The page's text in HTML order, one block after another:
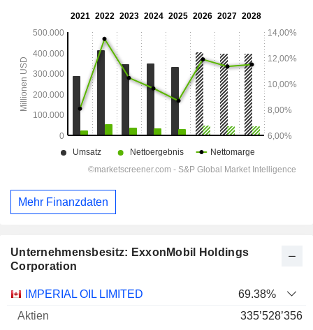
Unternehmensbesitz: ExxonMobil Holdings
Corporation
Name Aktien % Bewertung
IMPERIAL OIL LIMITED
69.38%
335’528’356
Mehr Finanzdaten